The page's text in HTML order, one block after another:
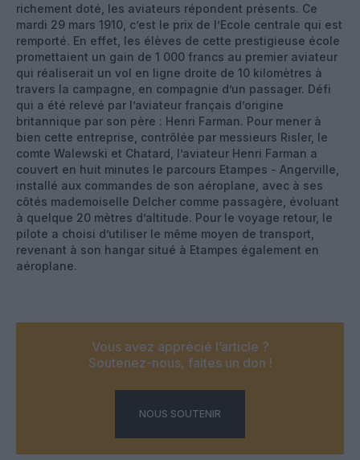
richement doté, les aviateurs répondent présents. Ce
mardi 29 mars 1910, c’est le prix de l’Ecole centrale qui est
remporté. En effet, les élèves de cette prestigieuse école
promettaient un gain de 1 000 francs au premier aviateur
qui réaliserait un vol en ligne droite de 10 kilomètres à
travers la campagne, en compagnie d’un passager. Défi
qui a été relevé par l’aviateur français d’origine
britannique par son père : Henri Farman. Pour mener à
bien cette entreprise, contrôlée par messieurs Risler, le
comte Walewski et Chatard, l’aviateur Henri Farman a
couvert en huit minutes le parcours Etampes - Angerville,
installé aux commandes de son aéroplane, avec à ses
côtés mademoiselle Delcher comme passagère, évoluant
à quelque 20 mètres d’altitude. Pour le voyage retour, le
pilote a choisi d’utiliser le même moyen de transport,
revenant à son hangar situé à Etampes également en
aéroplane.
Vous avez apprécié l’article ?
Soutenez-nous, faites un don !
NOUS SOUTENIR